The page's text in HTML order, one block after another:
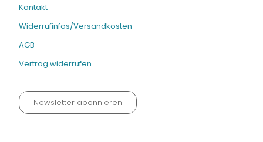
Kontakt
Widerrufinfos/Versandkosten
AGB
Vertrag widerrufen
Newsletter abonnieren